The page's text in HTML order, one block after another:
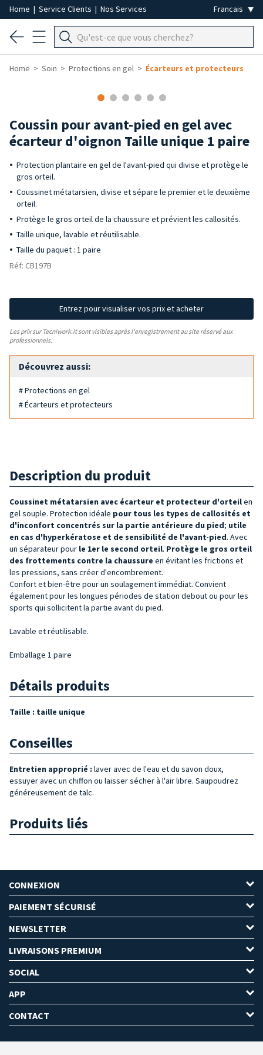
Home | Service Clients | Nos Services
Home Soin Protections en gel Écarteurs et protecteurs
Coussin pour avant-pied en gel avec
écarteur d'oignon Taille unique 1 paire
Protection plantaire en gel de l'avant-pied qui divise et protège le
gros orteil.
Coussinet métatarsien, divise et sépare le premier et le deuxième
orteil.
Protège le gros orteil de la chaussure et prévient les callosités.
Taille unique, lavable et réutilisable.
Taille du paquet : 1 paire
Réf: CB197B
Entrez pour visualiser vos prix et acheter
Les prix sur Tecniwork.it sont visibles après l'enregistrement au site réservé aux
professionnels.
Découvrez aussi:
# Protections en gel
# Écarteurs et protecteurs
Description du produit
Coussinet métatarsien avec écarteur et protecteur d'orteilen
gel souple. Protection idéale pour tous les types de callosités et
d'inconfort concentrés sur la partie antérieure du pied; utile
en cas d'hyperkératose et de sensibilité de l'avant-pied. Avec
un séparateur pour le 1er le second orteil. Protège le gros orteil
des frottements contre la chaussure en évitant les frictions et
les pressions, sans créer d'encombrement.
Confort et bien-être pour un soulagement immédiat. Convient
également pour les longues périodes de station debout ou pour les
sports qui sollicitent la partie avant du pied.
Lavable et réutilisable.
Emballage 1 paire
Détails produits
Taille : taille unique
Conseilles
Entretien approprié : laver avec de l'eau et du savon doux,
essuyer avec un chiffon ou laisser sécher à l'air libre. Saupoudrez
généreusement de talc.
Produits liés
CONNEXION
PAIEMENT SÉCURISÉ
NEWSLETTER
LIVRAISONS PREMIUM
SOCIAL
APP
CONTACT